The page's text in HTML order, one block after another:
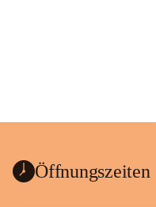
Öffnungszeiten